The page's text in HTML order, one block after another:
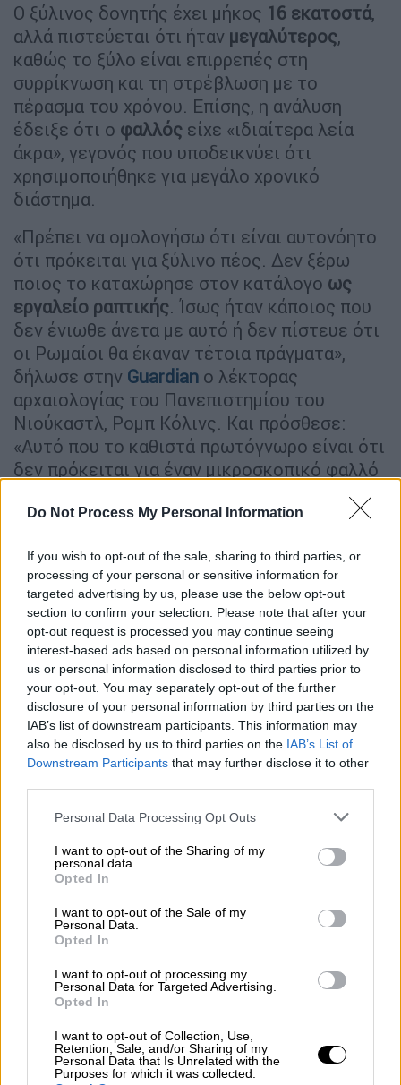
Do Not Process My Personal Information
If you wish to opt-out of the sale, sharing to third parties, or
processing of your personal or sensitive information for
targeted advertising by us, please use the below opt-out
section to confirm your selection. Please note that after your
opt-out request is processed you may continue seeing
interest-based ads based on personal information utilized by
us or personal information disclosed to third parties prior to
your opt-out. You may separately opt-out of the further
disclosure of your personal information by third parties on the
IAB’s list of downstream participants. This information may
also be disclosed by us to third parties on the IAB’s List of
Downstream Participants that may further disclose it to other
Please note that this website/app uses one or more Google
not limited to your visit or usage behaviour. You may click to
grant or deny consent to Google and its third-party tags to
use your data for below specified purposes in below Google
consent section.
Personal Data Processing Opt Outs
I want to opt-out of the Sharing of my
personal data.
Opted In
I want to opt-out of the Sale of my
Personal Data.
Opted In
I want to opt-out of processing my
Personal Data for Targeted Advertising.
Opted In
I want to opt-out of Collection, Use,
Retention, Sale, and/or Sharing of my
Personal Data that Is Unrelated with the
Purposes for which it was collected.
Ο ξύλινος δονητής έχει μήκος 16 εκατοστά,
αλλά πιστεύεται ότι ήταν μεγαλύτερος,
καθώς το ξύλο είναι επιρρεπές στη
συρρίκνωση και τη στρέβλωση με το
πέρασμα του χρόνου. Επίσης, η ανάλυση
έδειξε ότι ο φαλλός είχε «ιδιαίτερα λεία
άκρα», γεγονός που υποδεικνύει ότι
χρησιμοποιήθηκε για μεγάλο χρονικό
διάστημα.
«Πρέπει να ομολογήσω ότι είναι αυτονόητο
ότι πρόκειται για ξύλινο πέος. Δεν ξέρω
ποιος το καταχώρησε στον κατάλογο ως
εργαλείο ραπτικής. Ίσως ήταν κάποιος που
δεν ένιωθε άνετα με αυτό ή δεν πίστευε ότι
οι Ρωμαίοι θα έκαναν τέτοια πράγματα»,
δήλωσε στην Guardian ο λέκτορας
αρχαιολογίας του Πανεπιστημίου του
Νιούκαστλ, Ρομπ Κόλινς. Και πρόσθεσε:
«Αυτό που το καθιστά πρωτόγνωρο είναι ότι
δεν πρόκειται για έναν μικροσκοπικό φαλλό
Είναι επίσης
σημαντικό καθώς το ξύλο συνήθως δεν
Σημειώνεται ότι ο αρχαίος δονητής βρέθηκε
σε χαντάκι της περιοχής Νορθάμπερλαντ
μαζί με δεκάδες παπούτσια, αξεσουάρ
ενδυμασίας, αποκόμματα δέρματος και
επεξεργασμένο κέρατο και πιθανώς γι' αυτό
αρχικά θεωρήθηκε εργαλείο ραπτικής.
«Συχνά στην αρχαιολογία, όταν βρίσκουμε
ένα αντικείμενο, μπορούμε να πούμε ή να
συμπεράνουμε για ποιο λόγο
τέτοιο στην περίπτωση αυτού του
αντικειμένου. Έπρεπε να ερευνήσουμε
διεξοδικά για ποιο λόγο θα μπορούσε να
16 εκατοστών», σημείωσε ο λέκτορας
αρχαιολογίας,
Για τύχη ή για ευχαρίστηση; - Οι τρεις
θεωρίες για τη χρήση του
Πάντως, η ομάδα των ερευνητών κατέληξε
σε τρεις πιθανές θεωρίες, για την χρήση του